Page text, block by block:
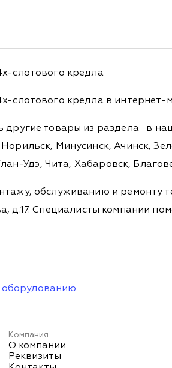
слотового кредла
слотового кредла в
другие товары из раздела
в
Минусинск, Ачинск,
Удэ, Чита, Хабаровск,
обслуживанию и ремонту
д.17. Специалисты компании
оборудованию
Компания
О компании
Реквизиты